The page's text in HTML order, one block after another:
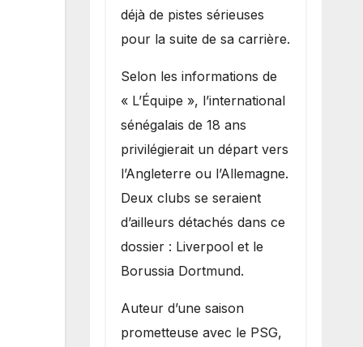
déjà de pistes sérieuses
pour la suite de sa carrière.
Selon les informations de
« L’Équipe », l’international
sénégalais de 18 ans
privilégierait un départ vers
l’Angleterre ou l’Allemagne.
Deux clubs se seraient
d’ailleurs détachés dans ce
dossier : Liverpool et le
Borussia Dortmund.
Auteur d’une saison
prometteuse avec le PSG,